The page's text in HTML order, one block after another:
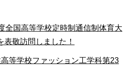
全国高等学校定時制通信制体育大
敬訪問しました！
等学校ファッション工学科第23